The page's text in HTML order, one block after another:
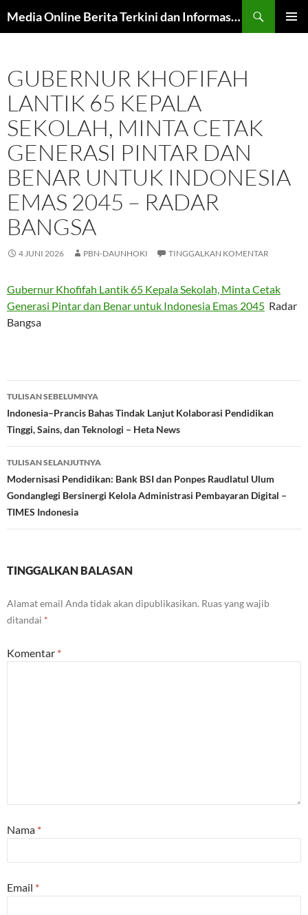
ke
Media Online Berita Terkini dan Informasi Harian
GUBERNUR KHOFIFAH
LANTIK 65 KEPALA
SEKOLAH, MINTA CETAK
GENERASI PINTAR DAN
BENAR UNTUK INDONESIA
EMAS 2045 – RADAR
BANGSA
4 JUNI 2026 PBN-DAUNHOKI TINGGALKAN KOMENTAR
Gubernur Khofifah Lantik 65 Kepala Sekolah, Minta Cetak
Generasi Pintar dan Benar untuk Indonesia Emas 2045 Radar
Bangsa
Navigasi
Tulisan
TULISAN SEBELUMNYA
Indonesia–Prancis Bahas Tindak Lanjut Kolaborasi Pendidikan
Tinggi, Sains, dan Teknologi – Heta News
TULISAN SELANJUTNYA
Modernisasi Pendidikan: Bank BSI dan Ponpes Raudlatul Ulum
Gondanglegi Bersinergi Kelola Administrasi Pembayaran Digital –
TIMES Indonesia
TINGGALKAN BALASAN
Alamat email Anda tidak akan dipublikasikan. Ruas yang wajib
ditandai *
Komentar *
Nama *
Email *